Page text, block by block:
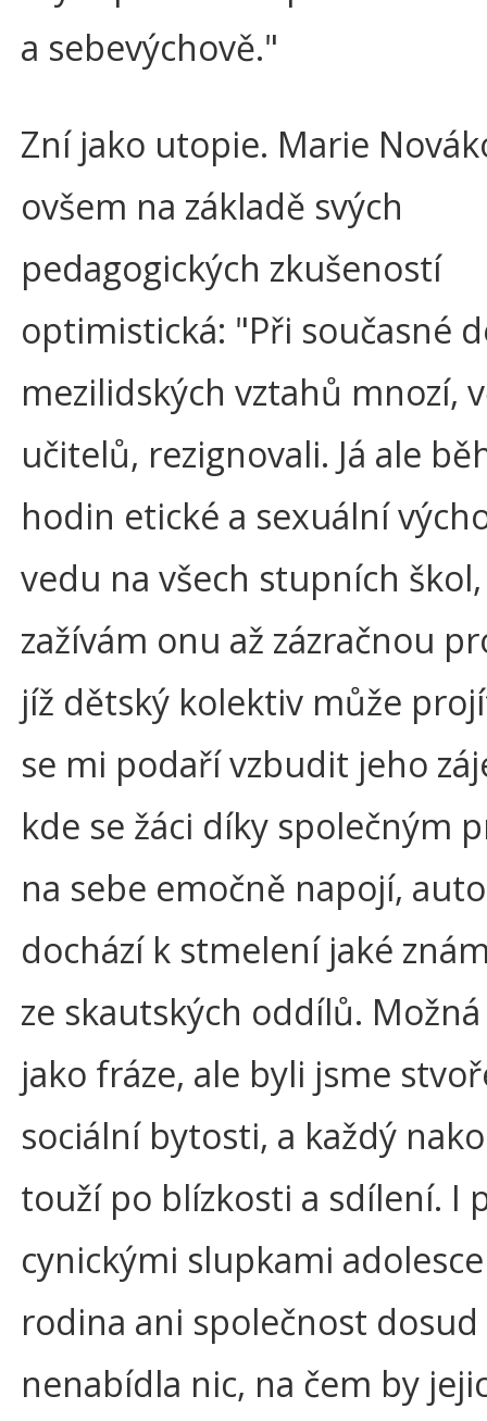
a sebevýchově."
Zní jako utopie. Marie
ovšem na základě svých
pedagogických zkušeností
optimistická: "Při současné
mezilidských vztahů mnozí,
učitelů, rezignovali. Já ale
hodin etické a sexuální
vedu na všech stupních
zažívám onu až zázračnou
jíž dětský kolektiv může
se mi podaří vzbudit jeho
kde se žáci díky společným
na sebe emočně napojí,
dochází k stmelení jaké
ze skautských oddílů.
jako fráze, ale byli jsme
sociální bytosti, a každý
touží po blízkosti a sdílení. I
cynickými slupkami
rodina ani společnost dosud
nenabídla nic, na čem by